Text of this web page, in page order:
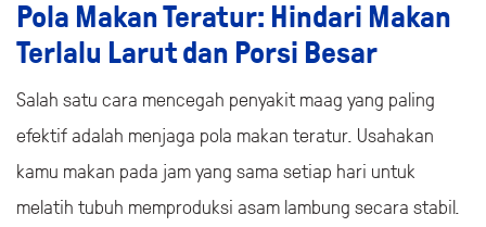
Pola Makan Teratur: Hindari Makan
Terlalu Larut dan Porsi Besar
Salah satu cara mencegah penyakit maag yang paling
efektif adalah menjaga pola makan teratur. Usahakan
kamu makan pada jam yang sama setiap hari untuk
melatih tubuh memproduksi asam lambung secara stabil.